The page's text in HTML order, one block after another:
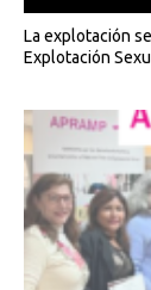
La explotación
Explotación